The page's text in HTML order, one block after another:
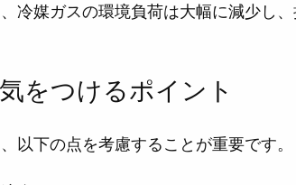
冷媒ガスの環境負荷は大幅に減少し
をつけるポイント
以下の点を考慮することが重要です。